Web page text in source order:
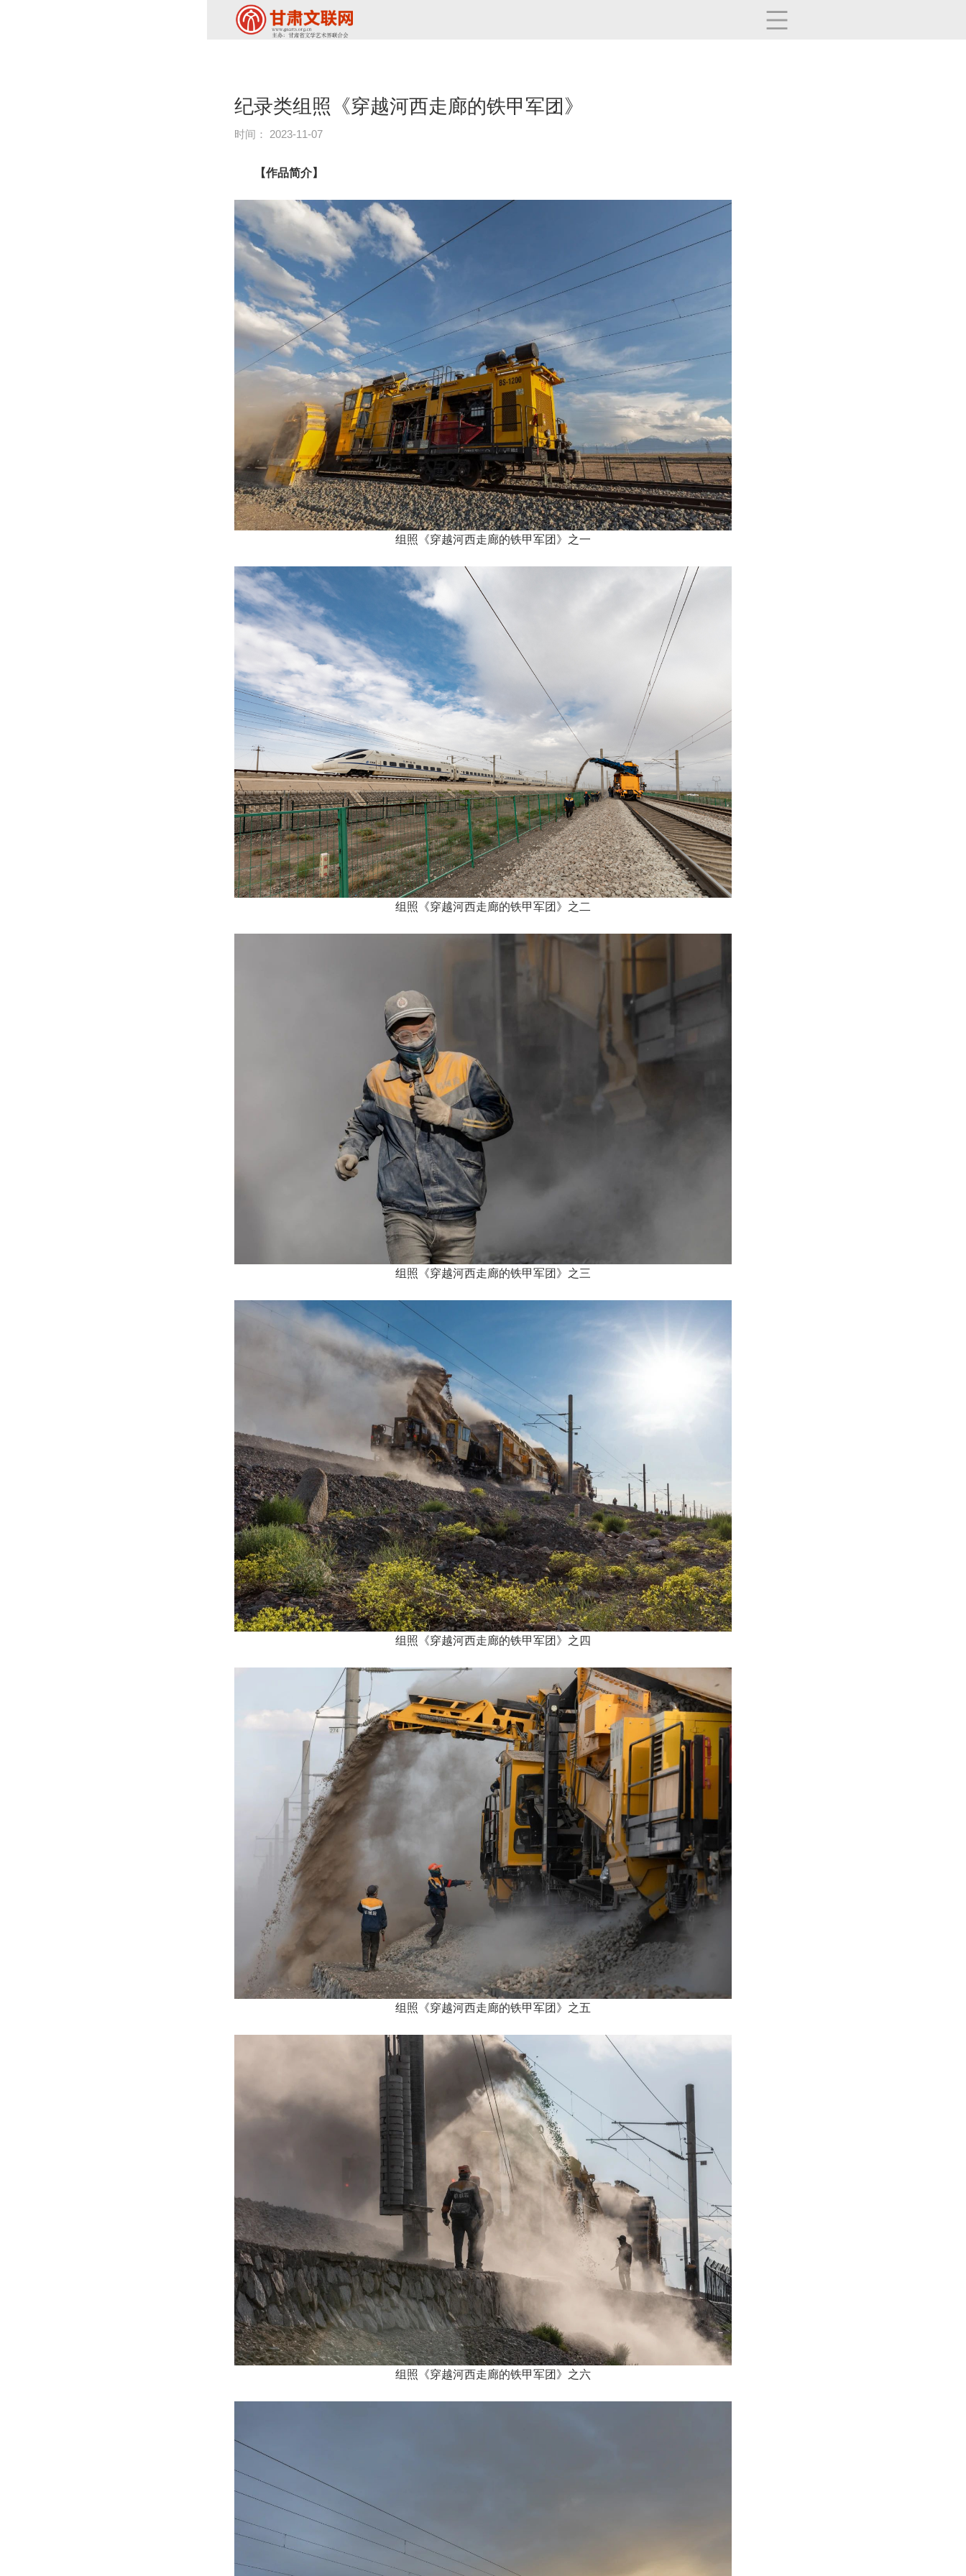
纪录类组照《穿越河西走廊的铁甲军团》
时间： 2023-11-07
【作品简介】
组照《穿越河西走廊的铁甲军团》之一
组照《穿越河西走廊的铁甲军团》之二
组照《穿越河西走廊的铁甲军团》之三
组照《穿越河西走廊的铁甲军团》之四
组照《穿越河西走廊的铁甲军团》之五
组照《穿越河西走廊的铁甲军团》之六